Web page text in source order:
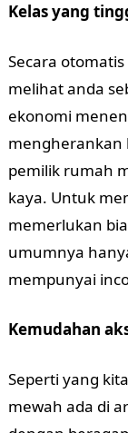
Kelas yang
Secara
melihat anda
ekonomi
mengherankan
pemilik rumah
kaya. Untuk
memerlukan
umumnya
mempunyai
Kemudahan
Seperti yang
mewah ada di